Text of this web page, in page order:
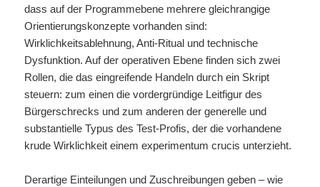
dass auf der Programmebene mehrere gleichrangige
Orientierungskonzepte vorhanden sind:
Wirklichkeitsablehnung, Anti-Ritual und technische
Dysfunktion. Auf der operativen Ebene finden sich zwei
Rollen, die das eingreifende Handeln durch ein Skript
steuern: zum einen die vordergründige Leitfigur des
Bürgerschrecks und zum anderen der generelle und
substantielle Typus des Test-Profis, der die vorhandene
krude Wirklichkeit einem experimentum crucis unterzieht.
Derartige Einteilungen und Zuschreibungen geben – wie